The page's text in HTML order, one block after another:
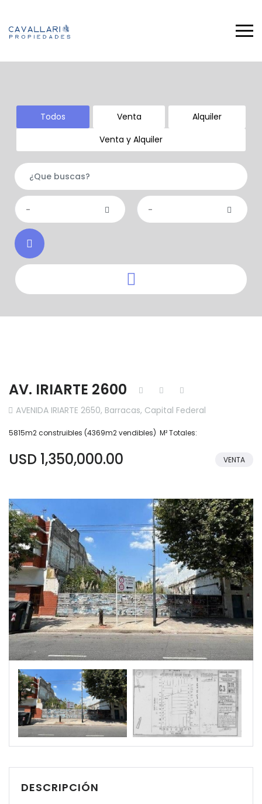
- -
Todos Venta
Alquiler
Venta y Alquiler
AV. IRIARTE 2600
AVENIDA IRIARTE 2650, Barracas, Capital Federal
5815m2 construibles (4369m2 vendibles) M² Totales:
USD 1,350,000.00 VENTA
DESCRIPCIÓN